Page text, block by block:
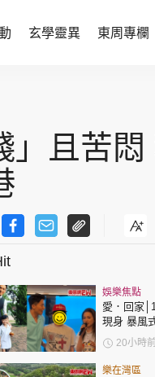
玄學靈異 東周專欄
親子天地
娛樂名人
文化藝術
時政財經
」且苦悶
娛樂焦點
愛．回家
現身 暴風式成
過「三太
20小時前
樂在灣區